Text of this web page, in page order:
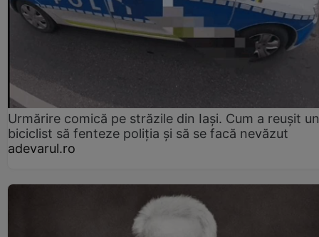
Urmărire comică pe străzile din Iași. Cum a reușit un
biciclist să fenteze poliția și să se facă nevăzut
adevarul.ro